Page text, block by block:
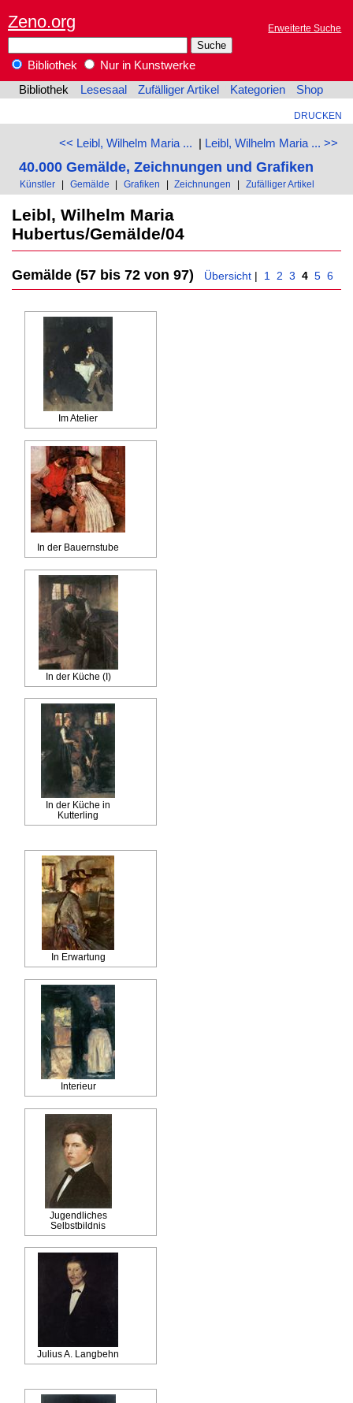
Zeno.org Erweiterte Suche
Bibliothek
Nur in Kunstwerke
Bibliothek
Lesesaal Zufälliger Artikel Kategorien Shop
DRUCKEN
<< Leibl, Wilhelm Maria ... | Leibl, Wilhelm Maria ... >>
40.000 Gemälde, Zeichnungen und Grafiken
Künstler | Gemälde | Grafiken | Zeichnungen | Zufälliger Artikel
Leibl, Wilhelm Maria
Hubertus/Gemälde/04
Gemälde (57 bis 72 von 97) Übersicht | 1 2 3 4 5 6
Im Atelier
In der Bauernstube
In der Küche (I)
In der Küche in
Kutterling
In Erwartung
Interieur
Jugendliches
Selbstbildnis
Julius A. Langbehn